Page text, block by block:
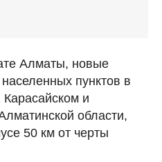
Алматы, новые
пунктов в
и
области,
50 км от черты